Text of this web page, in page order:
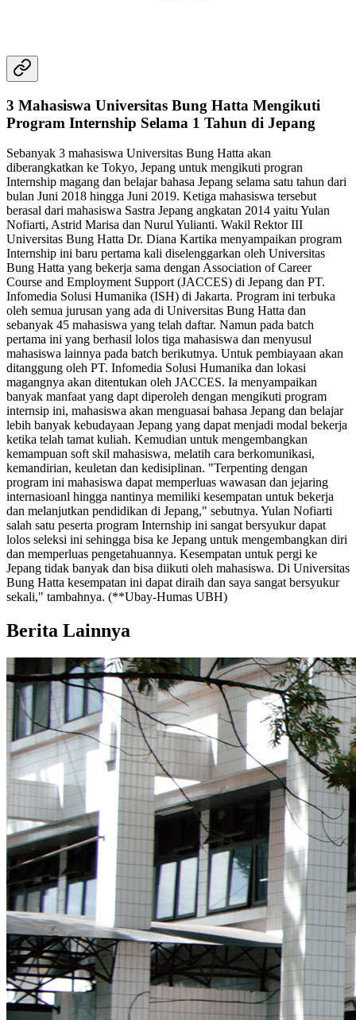
3 Mahasiswa Universitas Bung Hatta Mengikuti
Program Internship Selama 1 Tahun di Jepang
Sebanyak 3 mahasiswa Universitas Bung Hatta akan
diberangkatkan ke Tokyo, Jepang untuk mengikuti progran
Internship magang dan belajar bahasa Jepang selama satu tahun dari
bulan Juni 2018 hingga Juni 2019. Ketiga mahasiswa tersebut
berasal dari mahasiswa Sastra Jepang angkatan 2014 yaitu Yulan
Nofiarti, Astrid Marisa dan Nurul Yulianti. Wakil Rektor III
Universitas Bung Hatta Dr. Diana Kartika menyampaikan program
Internship ini baru pertama kali diselenggarkan oleh Universitas
Bung Hatta yang bekerja sama dengan Association of Career
Course and Employment Support (JACCES) di Jepang dan PT.
Infomedia Solusi Humanika (ISH) di Jakarta. Program ini terbuka
oleh semua jurusan yang ada di Universitas Bung Hatta dan
sebanyak 45 mahasiswa yang telah daftar. Namun pada batch
pertama ini yang berhasil lolos tiga mahasiswa dan menyusul
mahasiswa lainnya pada batch berikutnya. Untuk pembiayaan akan
ditanggung oleh PT. Infomedia Solusi Humanika dan lokasi
magangnya akan ditentukan oleh JACCES. Ia menyampaikan
banyak manfaat yang dapt diperoleh dengan mengikuti program
internsip ini, mahasiswa akan menguasai bahasa Jepang dan belajar
lebih banyak kebudayaan Jepang yang dapat menjadi modal bekerja
ketika telah tamat kuliah. Kemudian untuk mengembangkan
kemampuan soft skil mahasiswa, melatih cara berkomunikasi,
kemandirian, keuletan dan kedisiplinan. "Terpenting dengan
program ini mahasiswa dapat memperluas wawasan dan jejaring
internasioanl hingga nantinya memiliki kesempatan untuk bekerja
dan melanjutkan pendidikan di Jepang," sebutnya. Yulan Nofiarti
salah satu peserta program Internship ini sangat bersyukur dapat
lolos seleksi ini sehingga bisa ke Jepang untuk mengembangkan diri
dan memperluas pengetahuannya. Kesempatan untuk pergi ke
Jepang tidak banyak dan bisa diikuti oleh mahasiswa. Di Universitas
Bung Hatta kesempatan ini dapat diraih dan saya sangat bersyukur
sekali," tambahnya. (**Ubay-Humas UBH)
Berita Lainnya